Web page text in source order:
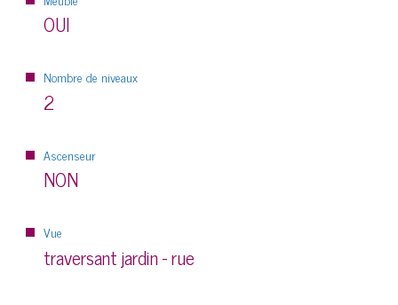
OUI
Nombre de niveaux
2
Ascenseur
NON
Vue
traversant jardin - rue